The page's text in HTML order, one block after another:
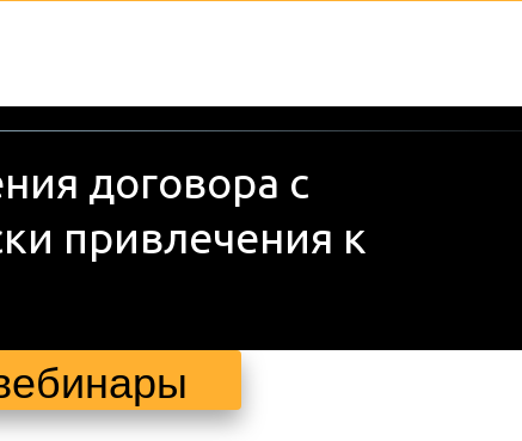
договора с
привлечения к